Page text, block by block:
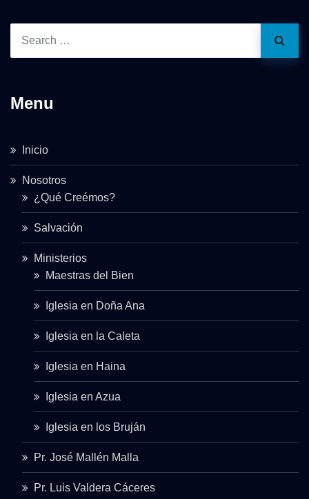
Menu
Inicio
Nosotros
¿Qué Creémos?
Salvación
Ministerios
Maestras del Bien
Iglesia en Doña Ana
Iglesia en la Caleta
Iglesia en Haina
Iglesia en Azua
Iglesia en los Bruján
Pr. José Mallén Malla
Pr. Luis Valdera Cáceres